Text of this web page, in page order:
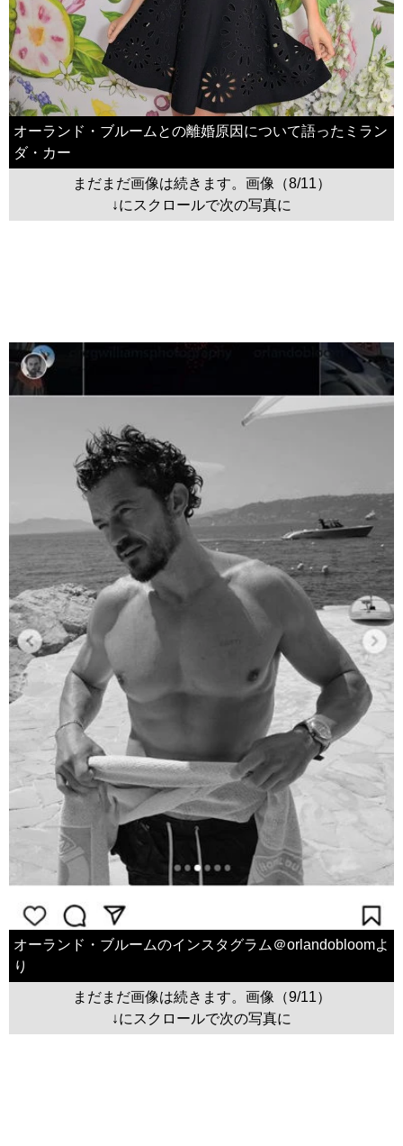
オーランド・ブルームとの離婚原因について語ったミラン
ダ・カー
まだまだ画像は続きます。画像（8/11）
↓にスクロールで次の写真に
オーランド・ブルームのインスタグラム＠orlandobloomよ
り
まだまだ画像は続きます。画像（9/11）
↓にスクロールで次の写真に